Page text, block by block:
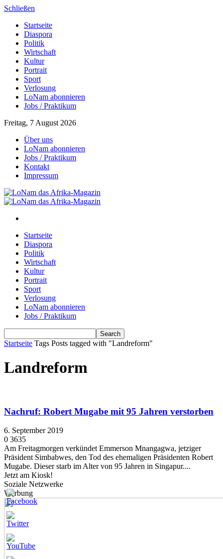
Schließen
Startseite
Diaspora
Politik
Wirtschaft
Kultur
Portrait
Sport
Verlosung
LoNam abonnieren
Jobs / Praktikum
Freitag, 7 August 2026
Über uns
LoNam abonnieren
Jobs / Praktikum
Kontakt
Impressum
Startseite
Diaspora
Politik
Wirtschaft
Kultur
Portrait
Sport
Verlosung
LoNam abonnieren
Jobs / Praktikum
Startseite Tags Posts tagged with "Landreform"
Landreform
Nachruf: Robert Mugabe mit 95 Jahren verstorben
6. September 2019
0 3635
Am Freitagmorgen verkündet Emmerson Mnangagwa, jetziger
Präsident Simbabwes, den Tod des ehemaligen Präsidenten Robert
Mugabe. Dieser starb im Alter von 95 Jahren in Singapur....
Jetzt am Kiosk!
Soziale Netzwerke
Werbung